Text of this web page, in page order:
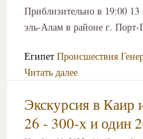
Приблизительно в 19:00
эль-Алам в районе г.
Египет Происшествия
Читать далее
Экскурсия в Каир
26 - 300-х и один